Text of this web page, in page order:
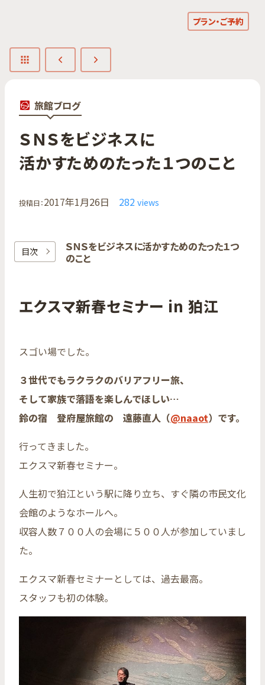
プラン・ご予約
旅館ブログ
ＳＮＳを​ビジネスに​
活かすための​たった​１つの​こと
投稿日：2017年1月26日 282 views
目次
ＳＮＳを​ビジネスに​活かすための​たった​１つ
の​こと
エクスマ新春セミナー in 狛江
スゴい場でした。
３世代でもラクラクのバリアフリー旅、
そして家族で落語を楽しんでほしい…
鈴の宿 登府屋旅館の 遠藤直人（@naaot）です。
行ってきました。
エクスマ新春セミナー。
人生初で狛江という駅に降り立ち、すぐ隣の市民文化
会館のようなホールへ。
収容人数７００人の会場に５００人が参加していまし
た。
エクスマ新春セミナーとしては、過去最高。
スタッフも初の体験。